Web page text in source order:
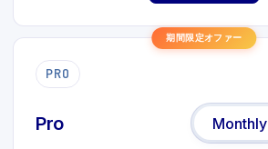
期間限定オファー
PRO
Pro Monthly